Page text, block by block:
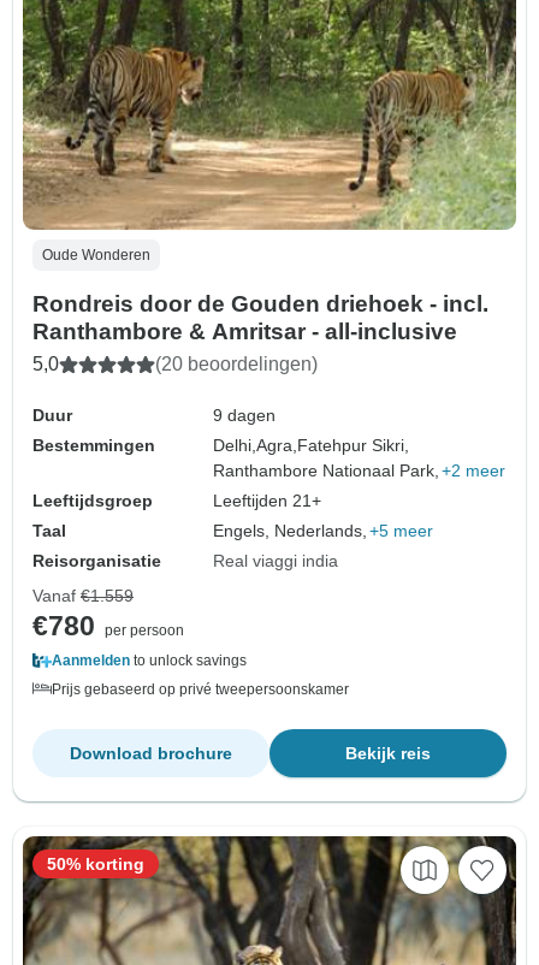
Oude Wonderen
Rondreis door de Gouden driehoek - incl.
Ranthambore & Amritsar - all-inclusive
5,0 (20 beoordelingen)
Duur
9 dagen
Bestemmingen
Delhi,Agra, Fatehpur Sikri,
Ranthambore Nationaal Park, +2 meer
Leeftijdsgroep
Leeftijden 21+
Taal
Engels, Nederlands, +5 meer
Reisorganisatie
Real viaggi india
Vanaf €1.559
€780
per persoon
Aanmelden to unlock savings
Prijs gebaseerd op privé tweepersoonskamer
Bekijk reis
Download brochure
50% korting